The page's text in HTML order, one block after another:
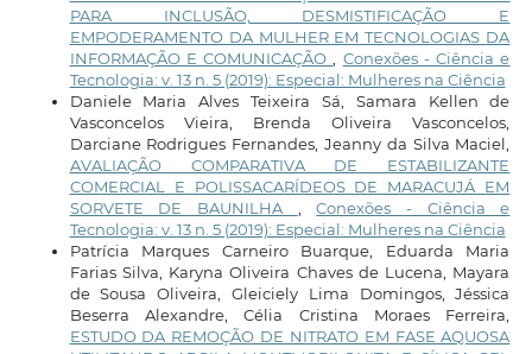
PARA INCLUSÃO, DESMISTIFICAÇÃO E
EMPODERAMENTO DA MULHER EM TECNOLOGIAS DA
INFORMAÇÃO E COMUNICAÇÃO
Conexões - Ciência e
Tecnologia: v. 13 n. 5 (2019): Especial: Mulheres na Ciência
Daniele Maria Alves Teixeira Sá, Samara Kellen de
Vasconcelos Vieira, Brenda Oliveira Vasconcelos,
Darciane Rodrigues Fernandes, Jeanny da Silva Maciel,
AVALIAÇÃO COMPARATIVA DE ESTABILIZANTE
COMERCIAL E POLISSACARÍDEOS DE MARACUJÁ EM
SORVETE DE BAUNILHA
,Conexões - Ciência e
Tecnologia: v. 13 n. 5 (2019): Especial: Mulheres na Ciência
Patrícia Marques Carneiro Buarque, Eduarda Maria
Farias Silva, Karyna Oliveira Chaves de Lucena, Mayara
de Sousa Oliveira, Gleiciely Lima Domingos, Jéssica
Beserra Alexandre, Célia Cristina Moraes Ferreira,
ESTUDO DA REMOÇÃO DE NITRATO EM FASE AQUOSA